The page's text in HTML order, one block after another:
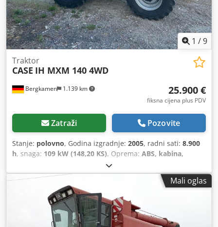
1 /9
Bergkamen 1.139 km
Traktor
CASE IH MXM 140 4WD
25.900 €
fiksna cijena plus PDV
Zatraži Pozovite
Stanje: polovno, Godina izgradnje: 2005, radni sati: 8.900
h, snaga: 109 kW (148,20 KS), Oprema: ABS, kabina,
klima-uređaj, pogon na sve točkove
Mali oglas